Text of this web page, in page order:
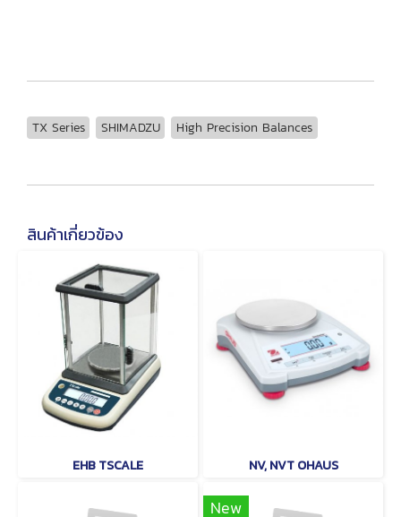
TX Series SHIMADZU High Precision Balances
สินค้าเกี่ยวข้อง
EHB TSCALE NV, NVT OHAUS
New